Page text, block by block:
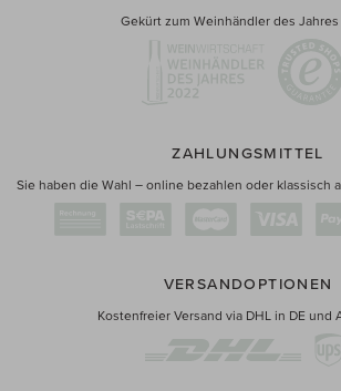
Gekürt zum Weinhändler des Jahres
ZAHLUNGSMITTEL
Sie haben die Wahl – online bezahlen oder klassisch
VERSANDOPTIONEN
Kostenfreier Versand via DHL in DE und